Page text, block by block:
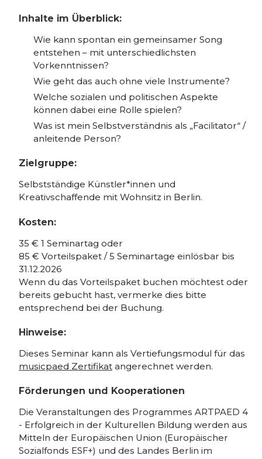
Inhalte im Überblick:
Wie kann spontan ein gemeinsamer Song
entstehen – mit unterschiedlichsten
Vorkenntnissen?
Wie geht das auch ohne viele Instrumente?
Welche sozialen und politischen Aspekte
können dabei eine Rolle spielen?
Was ist mein Selbstverständnis als „Facilitator“ /
anleitende Person?
Zielgruppe:
Selbstständige Künstler*innen und
Kreativschaffende mit Wohnsitz in Berlin.
Kosten:
35 € 1 Seminartag oder
85 € Vorteilspaket / 5 Seminartage einlösbar bis
31.12.2026
Wenn du das Vorteilspaket buchen möchtest oder
bereits gebucht hast, vermerke dies bitte
entsprechend bei der Buchung.
Hinweise:
Dieses Seminar kann als Vertiefungsmodul für das
musicpaed Zertifikat angerechnet werden.
Förderungen und Kooperationen
Die Veranstaltungen des Programmes ARTPAED 4
- Erfolgreich in der Kulturellen Bildung werden aus
Mitteln der Europäischen Union (Europäischer
Sozialfonds ESF+) und des Landes Berlin im